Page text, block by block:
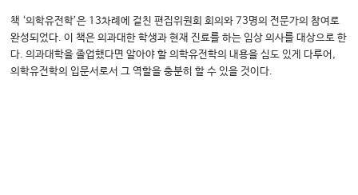
책 ‘의학유전학’은 13차례에 걸친 편집위원회 회의와 73명의 전문가의 참여로
완성되었다. 이 책은 의과대한 학생과 현재 진료를 하는 임상 의사를 대상으로 한
다. 의과대학을 졸업했다면 알아야 할 의학유전학의 내용을 심도 있게 다루어,
의학유전학의 입문서로서 그 역할을 충분히 할 수 있을 것이다.